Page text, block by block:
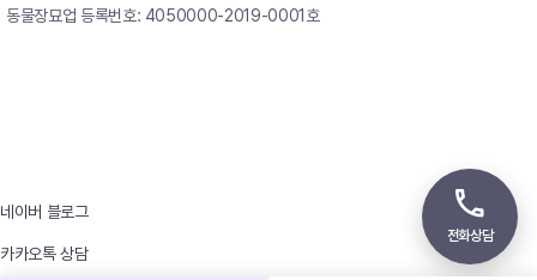
동물장묘업 등록번호: 4050000-2019-0001호
네이버 블로그
카카오톡 상담
전화상담